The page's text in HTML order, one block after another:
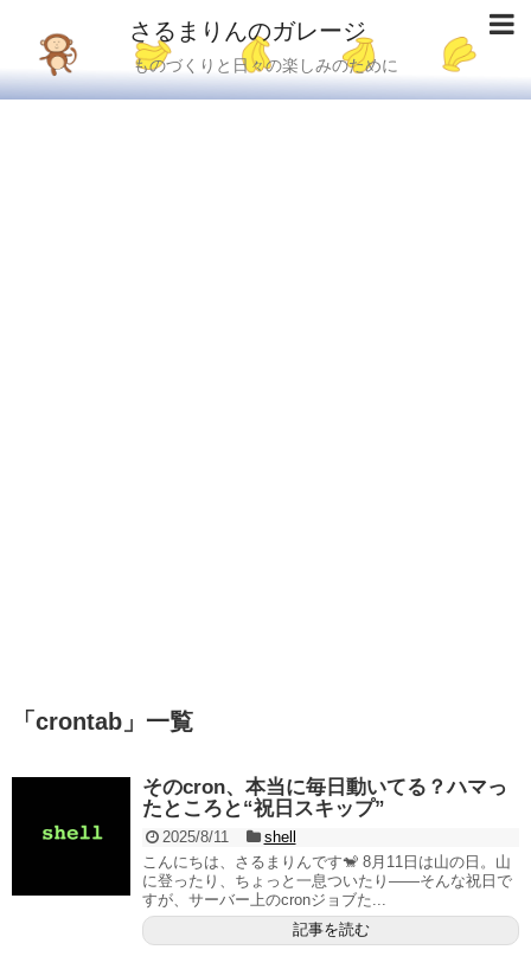
さるまりんのガレージ
ものづくりと日々の楽しみのために
「 crontab 」 一覧
そのcron、本当に毎日動いてる？ハマっ
たところと“祝日スキップ”
2025/8/11
shell
こんにちは、さるまりんです🐒 8月11日は山の日。山
に登ったり、ちょっと一息ついたり――そんな祝日で
すが、サーバー上のcronジョブた...
記事を読む